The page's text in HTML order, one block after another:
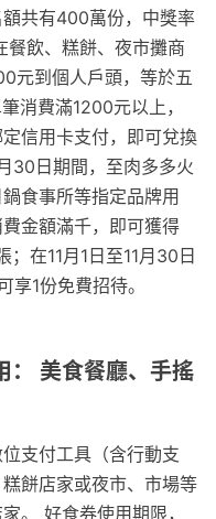
共有400萬份，中獎率
餐飲、糕餅、夜市攤商
元到個人戶頭，等於五
消費滿1200元以上，
信用卡支付，即可兌換
30日期間，至肉多多火
食事所等指定品牌用
金額滿千，即可獲得
；在11月1日至11月30日
1份免費招待。
： 美食餐廳、手搖
支付工具（含行動支
餅店家或夜市、市場等
。 好食券使用期限，